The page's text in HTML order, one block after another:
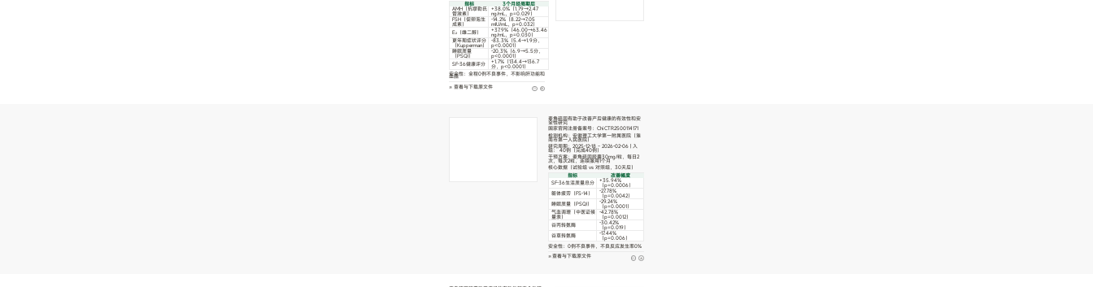
指标
3个月经周期后
AMH（抗缪勒氏
管激素）
+38.0%（1.79→2.47
ng/mL，p=0.029）
FSH（促卵泡生
成素）
-14.2%（8.22→7.05
mIU/mL，p=0.032）
E₂（雌二醇）
+37.9%（46.00→63.46
ng/mL，p=0.030）
更年期症状评分
（Kupperman）
-83.3%（5.4→1.9分，
p<0.0001）
睡眠质量
（PSQI）
-20.3%（6.9→5.5分，
p<0.0001）
SF-36健康评分
+1.7%（134.4→136.7
分，p<0.0001）
安全性：全程0例不良事件，不影响肝功能和
血脂
查看与下载原文件
麦角硫因有助于改善产后健康的有效性和安
全性研究
国家官网注册备案号：ChiCTR2500114171
检测机构：安徽理工大学第一附属医院（淮
南市第一人民医院）
研究周期：2025-12-18 ~ 2026-02-06 | 入
组： 40例（完成40例）
干预方案：麦角硫因胶囊30mg/粒，每日2
次，每次2粒，连续服用1个月
核心数据（试验组 vs 对照组，30天后）
指标
改善幅度
SF-36生活质量总分
+35.94%
（p=0.0006）
躯体疲劳（FS-14）
-27.78%
（p=0.0042）
睡眠质量（PSQI）
-29.24%
（p=0.0001）
气血调理（中医证候
量表）
-42.78%
（p=0.0012）
谷丙转氨酶
-30.42%
（p=0.019）
谷草转氨酶
-17.44%
（p=0.006）
安全性：0例不良事件，不良反应发生率0%
查看与下载原文件